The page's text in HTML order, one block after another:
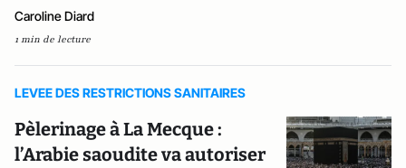
Caroline Diard
1 min de lecture
LEVEE DES RESTRICTIONS SANITAIRES
Pèlerinage à La Mecque :
l’Arabie saoudite va autoriser